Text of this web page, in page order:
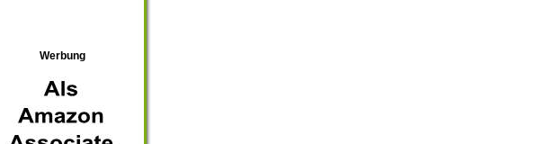
Werbung